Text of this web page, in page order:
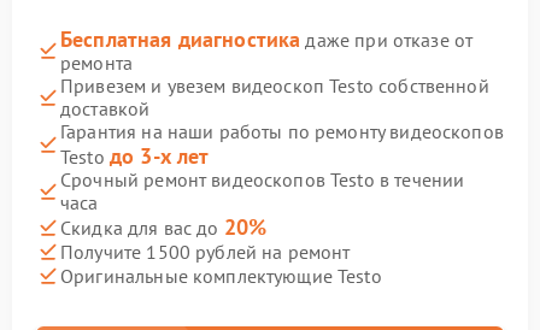
Бесплатная диагностика даже при отказе от
ремонта
Привезем и увезем видеоскоп Testo собственной
доставкой
Гарантия на наши работы по ремонту видеоскопов
Testo до 3-х лет
Срочный ремонт видеоскопов Testo в течении
часа
Скидка для вас до 20%
Получите 1500 рублей на ремонт
Оригинальные комплектующие Testo